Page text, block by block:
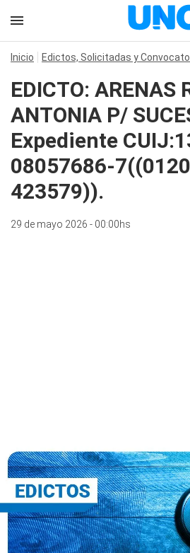
Inicio Edictos, Solicitadas y
EDICTO: ARENAS
ANTONIA P/
Expediente
08057686-
423579)).
29 de mayo 2026 - 00:00hs